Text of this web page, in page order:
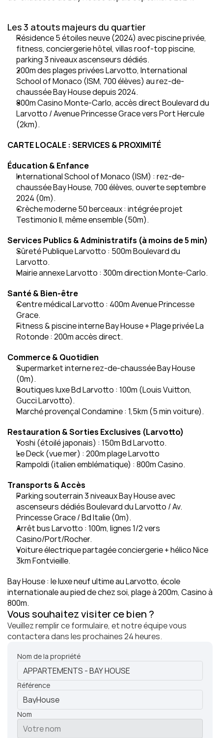
Les 3 atouts majeurs du quartier
Résidence 5 étoiles neuve (2024) avec piscine privée,
fitness, conciergerie hôtel, villas roof-top piscine,
parking 3 niveaux ascenseurs dédiés.
200m des plages privées Larvotto, International
School of Monaco (ISM, 700 élèves) au rez-de-
chaussée Bay House depuis 2024.
800m Casino Monte-Carlo, accès direct Boulevard du
Larvotto / Avenue Princesse Grace vers Port Hercule
(2km).
CARTE LOCALE : SERVICES & PROXIMITÉ
Éducation & Enfance
International School of Monaco (ISM) : rez-de-
chaussée Bay House, 700 élèves, ouverte septembre
2024 (0m).
Crèche moderne 50 berceaux : intégrée projet
Testimonio II, même ensemble (50m).
Services Publics & Administratifs (à moins de 5 min)
Sûreté Publique Larvotto : 500m Boulevard du
Larvotto.
Mairie annexe Larvotto : 300m direction Monte-Carlo.
Santé & Bien‑être
Centre médical Larvotto : 400m Avenue Princesse
Grace.
Fitness & piscine interne Bay House + Plage privée La
Rotonde : 200m accès direct.
Commerce & Quotidien
Supermarket interne rez-de-chaussée Bay House
(0m).
Boutiques luxe Bd Larvotto : 100m (Louis Vuitton,
Gucci Larvotto).
Marché provençal Condamine : 1,5km (5 min voiture).
Restauration & Sorties Exclusives (Larvotto)
Yoshi (étoilé japonais) : 150m Bd Larvotto.
Le Deck (vue mer) : 200m plage Larvotto
Rampoldi (italien emblématique) : 800m Casino.
Transports & Accès
Parking souterrain 3 niveaux Bay House avec
ascenseurs dédiés Boulevard du Larvotto / Av.
Princesse Grace / Bd Italie (0m).
Arrêt bus Larvotto : 100m, lignes 1/2 vers
Casino/Port/Rocher.
Voiture électrique partagée conciergerie + hélico Nice
3km Fontvieille.
Bay House : le luxe neuf ultime au Larvotto, école
internationale au pied de chez soi, plage à 200m, Casino à
800m.
Vous souhaitez visiter ce bien ?
Veuillez remplir ce formulaire, et notre équipe vous
contactera dans les prochaines 24 heures.
Nom de la propriété
Référence
Nom